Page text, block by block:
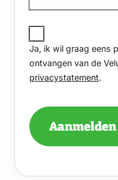
JA,
IK
WIL
GRAAG
EENS
PER
EEN
ONTVANGEN
EN
Ja, ik wil graag eens
ontvangen van de
privacystatement.
Aanmelden